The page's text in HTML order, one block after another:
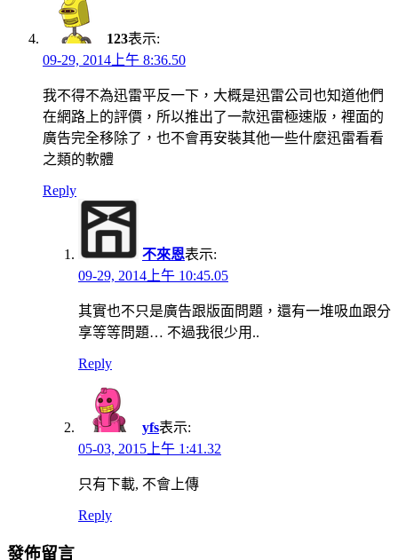
123表示:
09-29, 2014上午 8:36.50
我不得不為迅雷平反一下，大概是迅雷公司也知道他們
在網路上的評價，所以推出了一款迅雷極速版，裡面的
廣告完全移除了，也不會再安裝其他一些什麼迅雷看看
之類的軟體
Reply
不來恩表示:
09-29, 2014上午 10:45.05
其實也不只是廣告跟版面問題，還有一堆吸血跟分
享等等問題… 不過我很少用..
Reply
yfs表示:
05-03, 2015上午 1:41.32
只有下載, 不會上傳
Reply
發佈留言